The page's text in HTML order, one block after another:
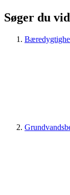
Søger du